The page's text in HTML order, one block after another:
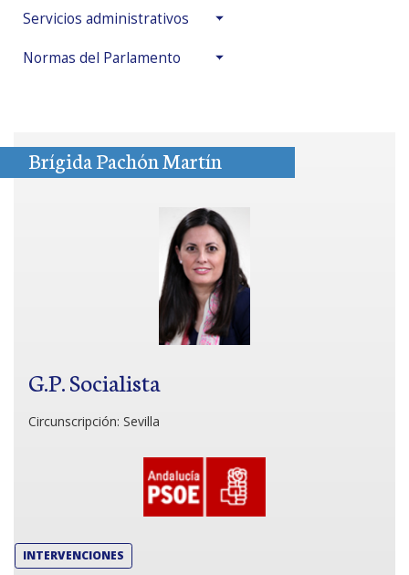
Servicios administrativos
Normas del Parlamento
Brígida Pachón Martín
G.P. Socialista
Circunscripción: Sevilla
INTERVENCIONES